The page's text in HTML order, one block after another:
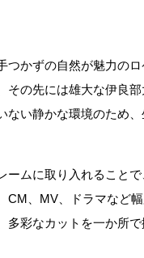
つかずの自然が魅力の
その先には雄大な伊良
ない静かな環境のため
ムに取り入れること
CM、MV、ドラマなど
彩なカットを一か所で